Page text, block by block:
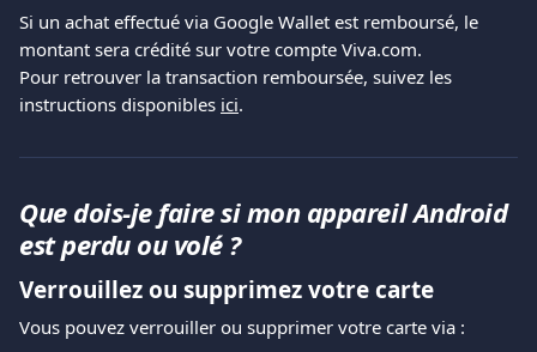
Si un achat effectué via Google Wallet est remboursé, le
montant sera crédité sur votre compte Viva.com.
Pour retrouver la transaction remboursée, suivez les
instructions disponibles ici.
Que dois-je faire si mon appareil Android
est perdu ou volé ?
Verrouillez ou supprimez votre carte
Vous pouvez verrouiller ou supprimer votre carte via :